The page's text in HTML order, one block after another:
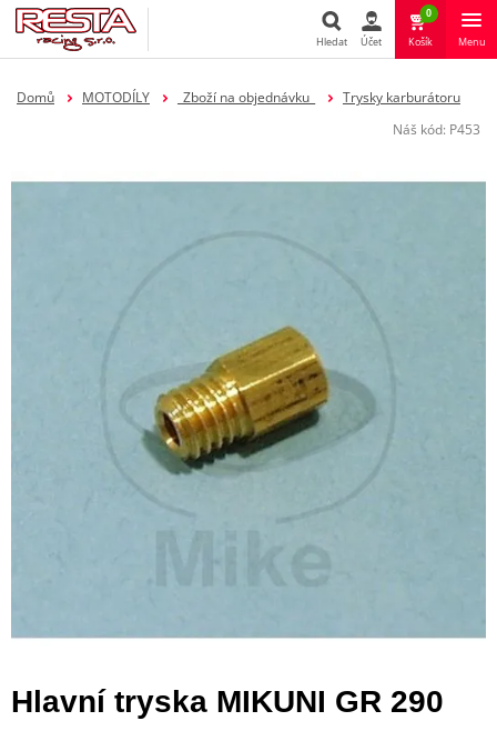
Hledat
Hledat Účet
0
Košík Menu
Domů MOTODÍLY _Zboží na objednávku_
Trysky karburátoru
Náš kód: P453
Hlavní tryska MIKUNI GR 290